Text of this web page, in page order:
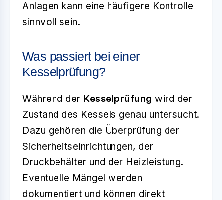
Anlagen kann eine häufigere Kontrolle
sinnvoll sein.
Was passiert bei einer
Kesselprüfung?
Während der Kesselprüfung wird der
Zustand des Kessels genau untersucht.
Dazu gehören die Überprüfung der
Sicherheitseinrichtungen, der
Druckbehälter und der Heizleistung.
Eventuelle Mängel werden
dokumentiert und können direkt